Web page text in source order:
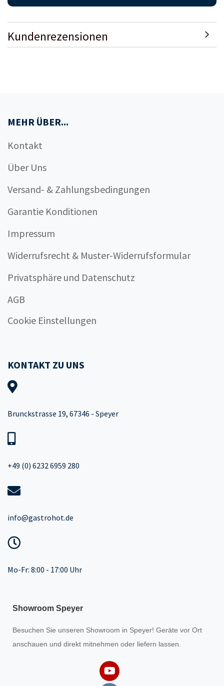
Kundenrezensionen
MEHR ÜBER...
Kontakt
Über Uns
Versand- & Zahlungsbedingungen
Garantie Konditionen
Impressum
Widerrufsrecht & Muster-Widerrufsformular
Privatsphäre und Datenschutz
AGB
Cookie Einstellungen
KONTAKT ZU UNS
Brunckstrasse 19, 67346 - Speyer
+49 (0) 6232 6959 280
info@gastrohot.de
Mo-Fr: 8:00 - 17:00 Uhr
Showroom Speyer
Besuchen Sie unseren Showroom in Speyer! Geräte vor Ort
anschauen und direkt mitnehmen oder liefern lassen.